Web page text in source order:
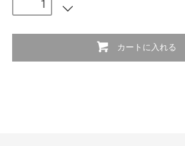
カートに入れる